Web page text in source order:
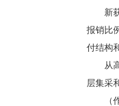
新获
报销比
付结构
从高
层集采
（作